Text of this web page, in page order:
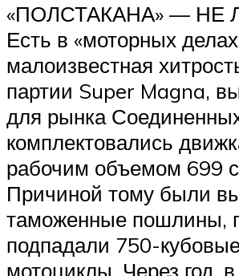
«ПОЛСТАКАНА» — НЕ
Есть в «моторных
малоизвестная
партии Super Magna,
для рынка
комплектовались
рабочим объемом 699
Причиной тому были
таможенные пошлины,
подпадали 750-
мотоциклы. Через год,